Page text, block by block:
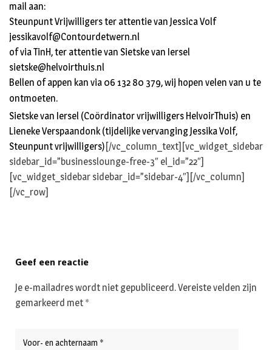
mail aan:
Steunpunt Vrijwilligers ter attentie van Jessica Volf
jessikavolf@Contourdetwern.nl
of via TinH, ter attentie van Sietske van Iersel
sietske@helvoirthuis.nl
Bellen of appen kan via 06 132 80 379, wij hopen velen van u te
ontmoeten.
Sietske van Iersel (Coördinator vrijwilligers HelvoirThuis) en
Lieneke Verspaandonk (tijdelijke vervanging Jessika Volf,
Steunpunt vrijwilligers) [/vc_column_text][vc_widget_sidebar
sidebar_id=”businesslounge-free-3″ el_id=”22″]
[vc_widget_sidebar sidebar_id=”sidebar-4″][/vc_column]
[/vc_row]
Geef een reactie
Je e-mailadres wordt niet gepubliceerd.Vereiste velden zijn
gemarkeerd met *